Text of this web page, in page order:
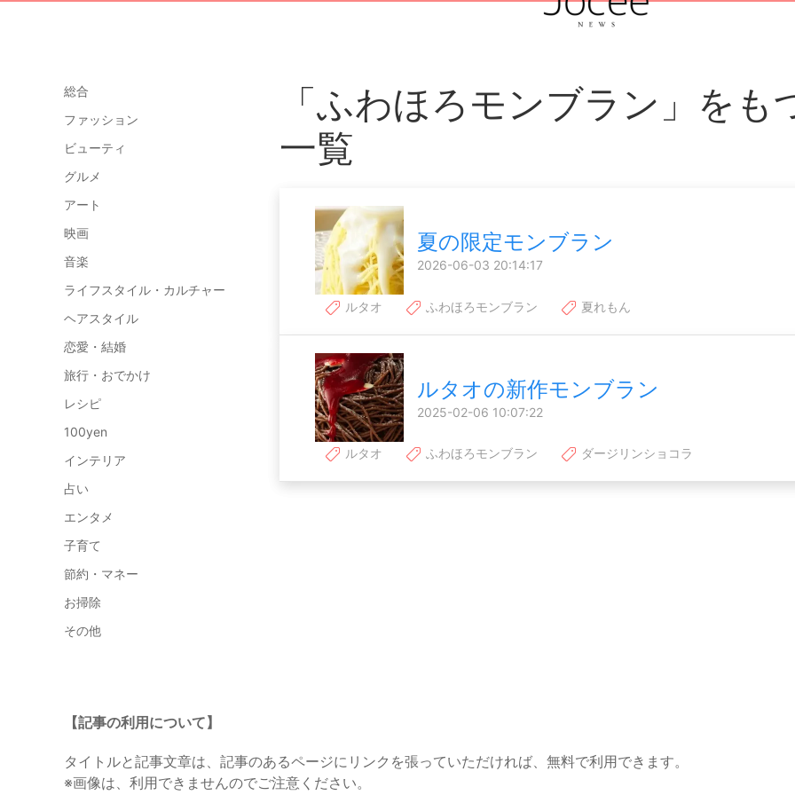
総合
ファッション
ビューティ
グルメ
アート
映画
音楽
ライフスタイル・カルチャー
ヘアスタイル
恋愛・結婚
旅行・おでかけ
レシピ
100yen
インテリア
占い
エンタメ
子育て
節約・マネー
お掃除
その他
「ふわほろモンブラン」をも
一覧
夏の限定モンブラン
2026-06-03 20:14:17
ルタオ ふわほろモンブラン 夏れもん
ルタオの新作モンブラン
2025-02-06 10:07:22
ルタオ ふわほろモンブラン ダージリンショコラ
【記事の利用について】
タイトルと記事文章は、記事のあるページにリンクを張っていただければ、無料で利用できます。
※画像は、利用できませんのでご注意ください。